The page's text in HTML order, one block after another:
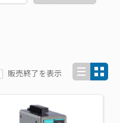
販売終了を表示